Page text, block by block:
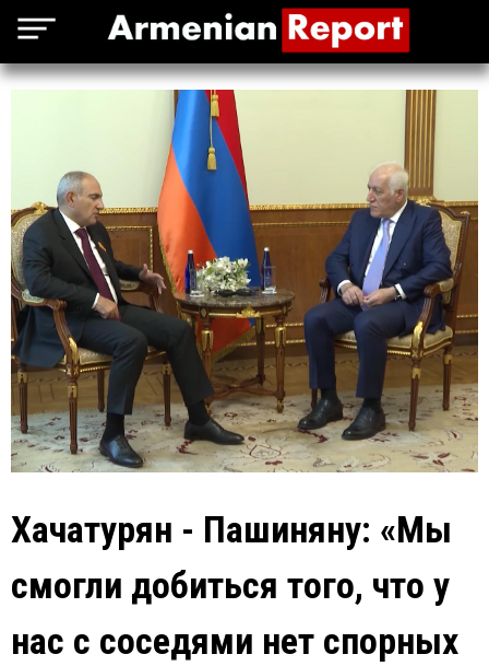
Хачатурян - Пашиняну: «Мы
смогли добиться того, что у
нас с соседями нет спорных